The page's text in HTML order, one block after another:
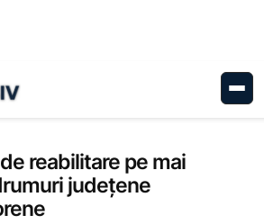
reabilitare pe mai
județene